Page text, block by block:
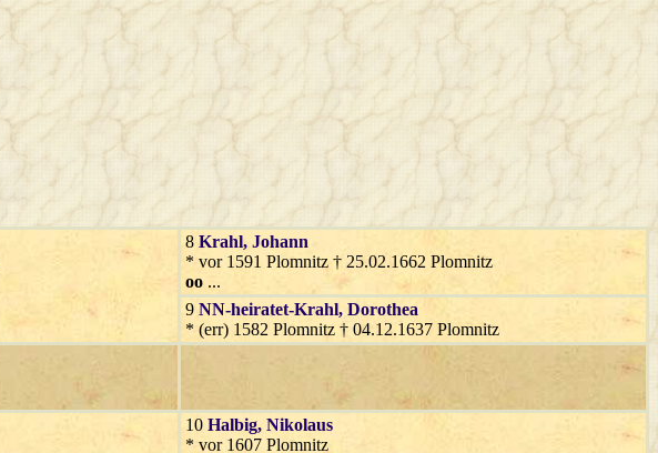
8 Krahl, Johann
* vor 1591 Plomnitz † 25.02.1662 Plomnitz
oo ...
9 NN-heiratet-Krahl, Dorothea
* (err) 1582 Plomnitz † 04.12.1637 Plomnitz
10 Halbig, Nikolaus
* vor 1607 Plomnitz